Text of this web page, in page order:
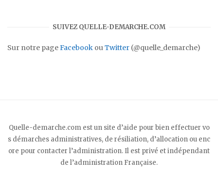
SUIVEZ QUELLE-DEMARCHE.COM
Sur notre pageFacebook ouTwitter (@quelle_demarche)
Quelle-demarche.com est un site d’aide pour bien effectuer vo
s démarches administratives, de résiliation, d’allocation ou enc
ore pour contacter l’administration. Il est privé et indépendant
de l’administration Française.